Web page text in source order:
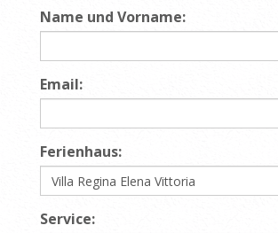
Name und Vorname:
Email:
Ferienhaus:
Service: